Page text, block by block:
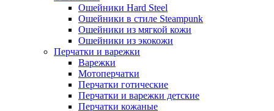
Ошейники Hard Steel
Ошейники в стиле Steampunk
Ошейники из мягкой кожи
Ошейники из экокожи
Перчатки и варежки
Варежки
Мотоперчатки
Перчатки готические
Перчатки и варежки детские
Перчатки кожаные